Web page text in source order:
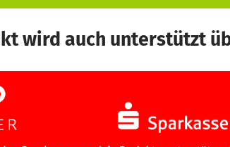
wird auch unterstützt